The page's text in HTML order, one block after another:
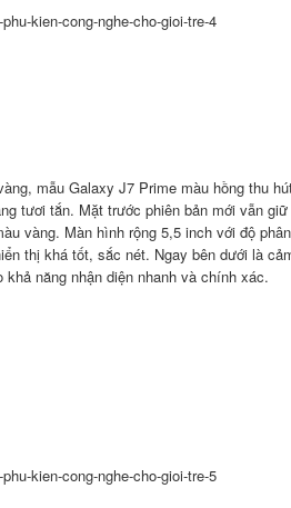
mẫu Galaxy J7 Prime màu hồng thu
tươi tắn. Mặt trước phiên bản mới vẫn giữ
vàng. Màn hình rộng 5,5 inch với độ phân
thị khá tốt, sắc nét. Ngay bên dưới là
năng nhận diện nhanh và chính xác.